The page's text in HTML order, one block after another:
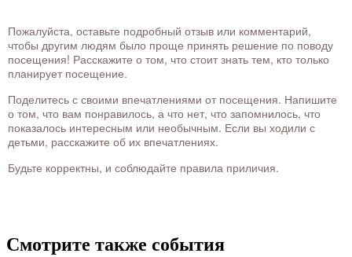
Пожалуйста, оставьте подробный отзыв или комментарий,
чтобы другим людям было проще принять решение по поводу
посещения! Расскажите о том, что стоит знать тем, кто только
планирует посещение.
Поделитесь с своими впечатлениями от посещения. Напишите
о том, что вам понравилось, а что нет, что запомнилось, что
показалось интересным или необычным. Если вы ходили с
детьми, расскажите об их впечатлениях.
Будьте корректны, и соблюдайте правила приличия.
Смотрите также события